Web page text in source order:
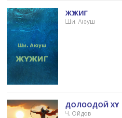
ЖҮЖИГ
Ши. Аюуш
ДОЛООДОЙ ХҮҮ
Ч. Ойдов